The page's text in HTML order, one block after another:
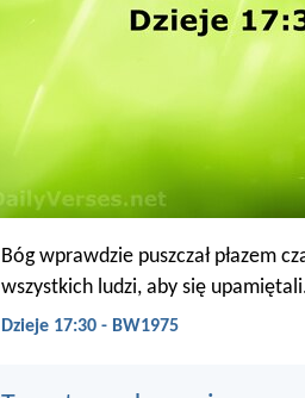
Bóg wprawdzie puszczał płazem
wszystkich ludzi, aby się
Dzieje 17:30 - BW1975